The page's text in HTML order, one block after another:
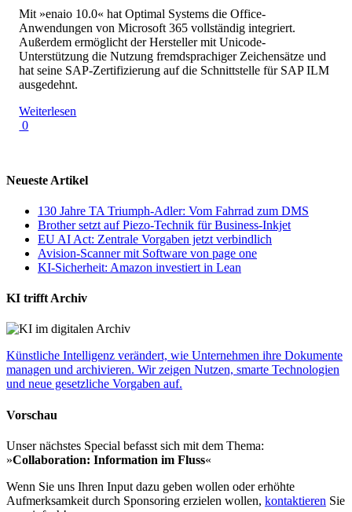
Mit »enaio 10.0« hat Optimal Systems die Office-
Anwendungen von Microsoft 365 vollständig integriert.
Außerdem ermöglicht der Hersteller mit Unicode-
Unterstützung die Nutzung fremdsprachiger Zeichensätze und
hat seine SAP-Zertifizierung auf die Schnittstelle für SAP ILM
ausgedehnt.
Weiterlesen
0
Neueste Artikel
130 Jahre TA Triumph-Adler: Vom Fahrrad zum DMS
Brother setzt auf Piezo-Technik für Business-Inkjet
EU AI Act: Zentrale Vorgaben jetzt verbindlich
Avision-Scanner mit Software von page one
KI-Sicherheit: Amazon investiert in Lean
KI trifft Archiv
Künstliche Intelligenz verändert, wie Unternehmen ihre Dokumente
managen und archivieren. Wir zeigen Nutzen, smarte Technologien
und neue gesetzliche Vorgaben auf.
Vorschau
Unser nächstes Special befasst sich mit dem Thema:
»Collaboration: Information im Fluss«
Wenn Sie uns Ihren Input dazu geben wollen oder erhöhte
Aufmerksamkeit durch Sponsoring erzielen wollen, kontaktieren Sie